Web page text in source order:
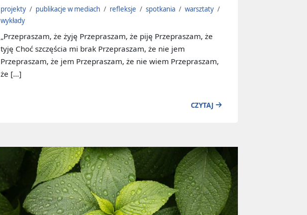
projekty / publikacje w mediach / refleksje / spotkania / warsztaty /
wykłady
„Przepraszam, że żyję Przepraszam, że piję Przepraszam, że
tyję Choć szczęścia mi brak Przepraszam, że nie jem
Przepraszam, że jem Przepraszam, że nie wiem Przepraszam,
że […]
CZYTAJ